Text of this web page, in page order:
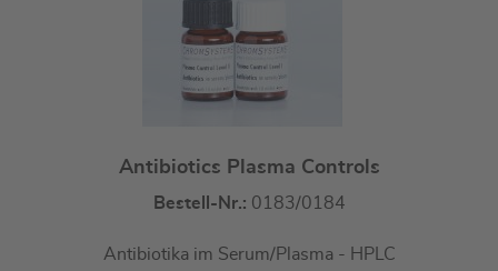
Antibiotics Plasma Controls
Bestell-Nr.: 0183/0184
Antibiotika im Serum/Plasma - HPLC